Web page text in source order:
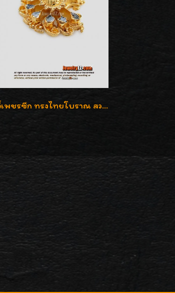
จี้เพชรซีก ทรงไทยโบราณ สวยมากๆค่ะ